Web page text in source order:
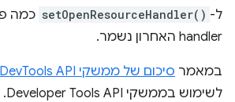
ל- setOpenResourceHandler() כמה
handler האחרון נשמר.
במאמר סיכום של ממשקי DevTools API
לשימוש בממשקי Developer Tools API.